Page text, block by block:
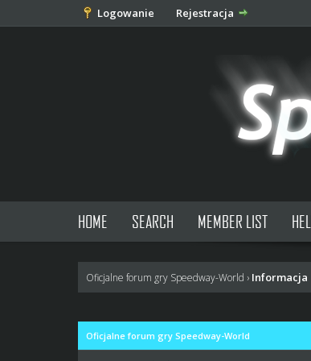
Logowanie Rejestracja
HOME SEARCH MEMBER LIST
Oficjalne forum gry Speedway-World › Informacja
Oficjalne forum gry Speedway-World